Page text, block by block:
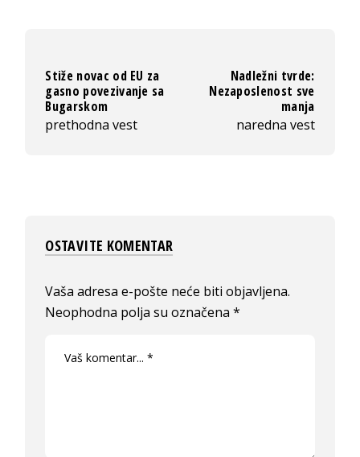
Stiže novac od EU za
gasno povezivanje sa
Bugarskom
prethodna vest
Nadležni tvrde:
Nezaposlenost sve
manja
naredna vest
OSTAVITE KOMENTAR
Vaša adresa e-pošte neće biti objavljena.
Neophodna polja su označena*